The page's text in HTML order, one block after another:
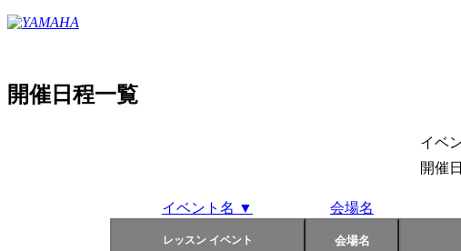
開催日程一覧
イベ
開催
イベント名 ▼ 会場名